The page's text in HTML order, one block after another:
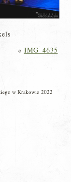
« IMG_4635
w Krakowie 2022